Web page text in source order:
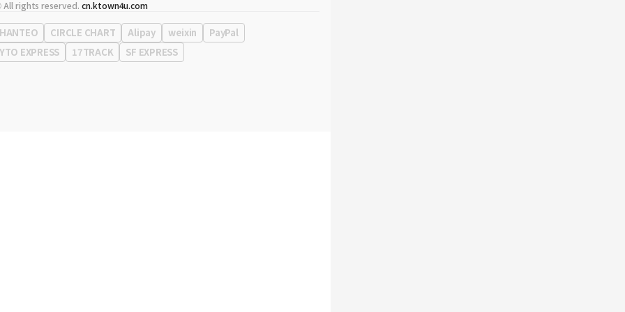
执照 120-87-71116
地址 首尔特别市 江南区 岭东大路 513号 3楼 （三成洞， coex)
rights reserved. cn.ktown4u.com
HANTEO CIRCLE CHART Alipay weixin
PayPal
YTO EXPRESS
17TRACK SF EXPRESS